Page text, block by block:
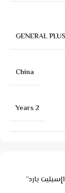
GENERAL PLUS
China
2 Years